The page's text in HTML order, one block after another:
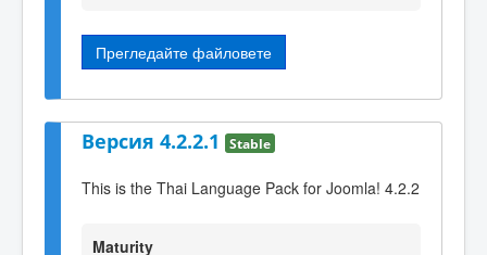
Прегледайте файловете
Версия 4.2.2.1 Stable
This is the Thai Language Pack for Joomla! 4.2.2
Maturity